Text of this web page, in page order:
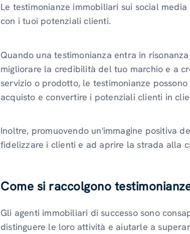
Le testimonianze immobiliari sui social
con i tuoi potenziali clienti.
Quando una testimonianza entra in
migliorare la credibilità del tuo marchio e a
servizio o prodotto, le testimonianze
acquisto e convertire i potenziali clienti in
Inoltre, promuovendo un'immagine positiva
fidelizzare i clienti e ad aprire la strada alla
Come si raccolgono
Gli agenti immobiliari di successo sono
distinguere le loro attività e aiutarle a